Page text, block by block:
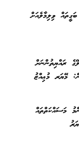
ވިލިމާލެއަށް
ރައްޔިތުންނަށް
މޭޔަރ މުޢިއްޒު
މަސައްކަތްތައް